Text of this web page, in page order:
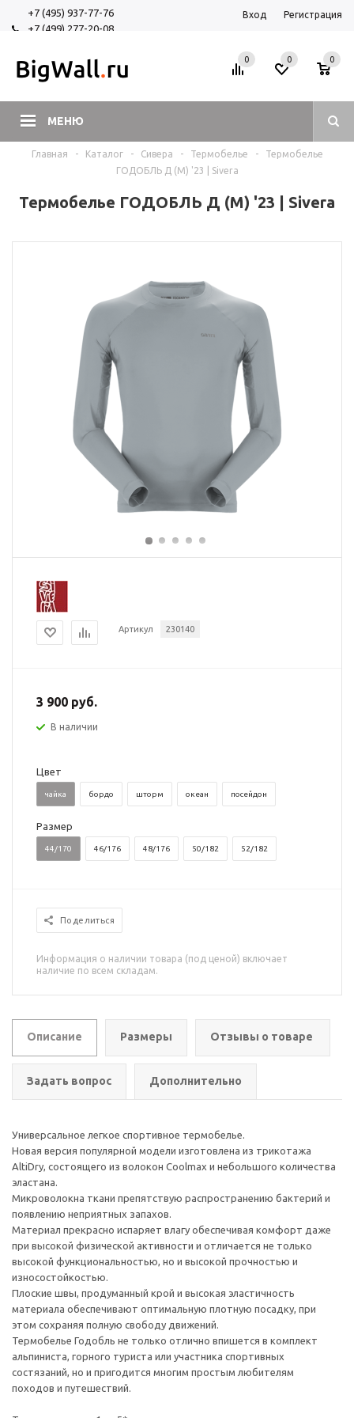
+7 (495) 937-77-76
+7 (499) 277-20-08
Вход Регистрация
МЕНЮ
0 0
0
Главная - Каталог - Сивера - Термобелье -
Термобелье
ГОДОБЛЬ Д (М) '23 | Sivera
Термобелье ГОДОБЛЬ Д (М) '23 | Sivera
Артикул 230140
3 900 руб.
В наличии
Цвет
чайка бордо шторм океан посейдон
Размер
44/170 46/176 48/176 50/182 52/182
Поделиться
Информация о наличии товара (под ценой) включает
наличие по всем складам.
Описание Размеры Отзывы о товаре
Задать вопрос Дополнительно
Универсальное легкое спортивное термобелье.
Новая версия популярной модели изготовлена из трикотажа
AltiDry, состоящего из волокон Coolmax и небольшого количества
эластана.
Микроволокна ткани препятствую распространению бактерий и
появлению неприятных запахов.
Материал прекрасно испаряет влагу обеспечивая комфорт даже
при высокой физической активности и отличается не только
высокой функциональностью, но и высокой прочностью и
износостойкостью.
Плоские швы, продуманный крой и высокая эластичность
материала обеспечивают оптимальную плотную посадку, при
этом сохраняя полную свободу движений.
Термобелье Годобль не только отлично впишется в комплект
альпиниста, горного туриста или участника спортивных
состязаний, но и пригодится многим простым любителям
походов и путешествий.